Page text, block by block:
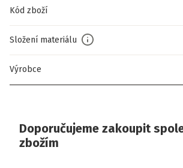
Kód zboží
Složení materiálu
Výrobce
Doporučujeme zakoupit
zbožím